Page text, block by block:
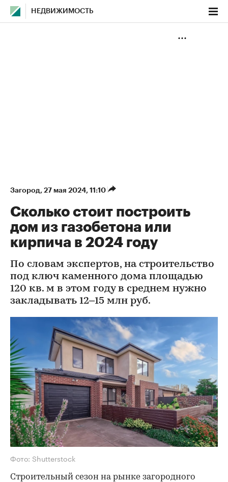
НЕДВИЖИМОСТЬ
Загород⁠, 27 мая 2024, 11:10
Сколько стоит построить
дом из газобетона или
кирпича в 2024 году
По словам экспертов, на строительство
под ключ каменного дома площадью
120 кв. м в этом году в среднем нужно
закладывать 12–15 млн руб.
Фото: Shutterstock
Строительный сезон на рынке загородного